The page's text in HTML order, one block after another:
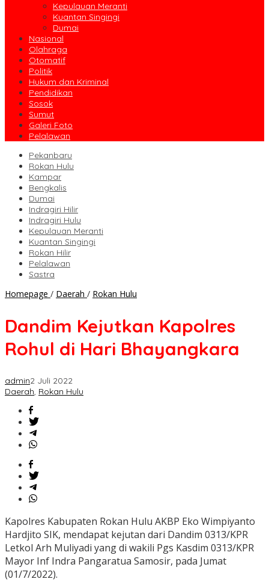
Kepulauan Meranti
Kuantan Singingi
Dumai
Nasional
Olahraga
Otomatif
Politik
Hukum dan Kriminal
Pendidikan
Sosok
Sumut
Galeri Foto
Pelalawan
Pekanbaru
Rokan Hulu
Kampar
Bengkalis
Dumai
Indragiri Hilir
Indragiri Hulu
Kepulauan Meranti
Kuantan Singingi
Rokan Hilir
Pelalawan
Sastra
Homepage / Daerah / Rokan Hulu
Rohul
Hari
Bhayangkara
Dandim Kejutkan Kapolres
Rohul di Hari Bhayangkara
admin2 Juli 2022
Daerah, Rokan Hulu
Kapolres Kabupaten Rokan Hulu AKBP Eko Wimpiyanto
Hardjito SIK, mendapat kejutan dari Dandim 0313/KPR
Letkol Arh Muliyadi yang di wakili Pgs Kasdim 0313/KPR
Mayor Inf Indra Pangaratua Samosir, pada Jumat
(01/7/2022).